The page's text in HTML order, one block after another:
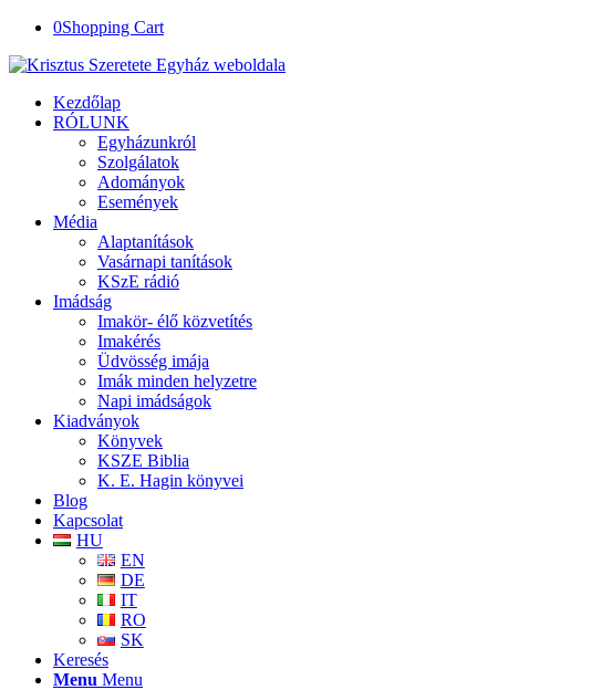
0Shopping Cart
Kezdőlap
RÓLUNK
Egyházunkról
Szolgálatok
Adományok
Események
Média
Alaptanítások
Vasárnapi tanítások
KSzE rádió
Imádság
Imakör- élő közvetítés
Imakérés
Üdvösség imája
Imák minden helyzetre
Napi imádságok
Kiadványok
Könyvek
KSZE Biblia
K. E. Hagin könyvei
Blog
Kapcsolat
HU
EN
DE
IT
RO
SK
Keresés
Menu Menu